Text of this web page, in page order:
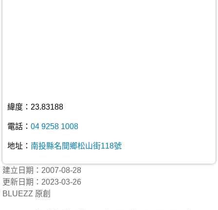
緯度：23.83188
電話： 04 9258 1008
地址： 南投縣名間鄉松山街118號
建立日期：2007-08-28
更新日期：2023-03-26
BLUEZZ 原創